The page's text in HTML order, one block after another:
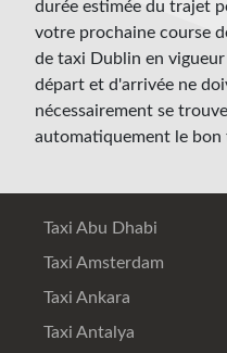
durée estimée du trajet
votre prochaine course
de taxi Dublin en
départ et d'arrivée ne
nécessairement se
automatiquement le bon
Taxi Abu Dhabi
Taxi Amsterdam
Taxi Ankara
Taxi Antalya